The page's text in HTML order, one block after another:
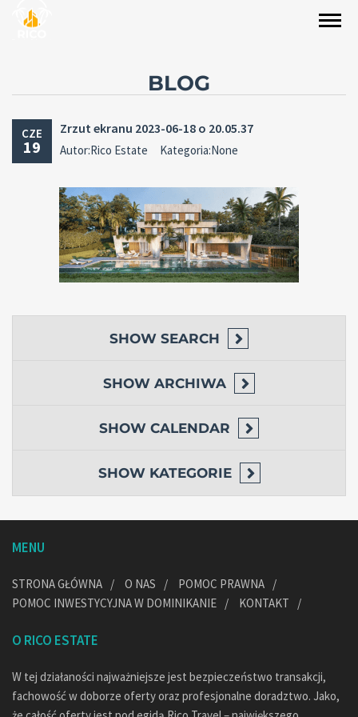
BLOG
CZE
19
Zrzut ekranu 2023-06-18 o 20.05.37
Autor:Rico Estate Kategoria:None
SHOW SEARCH
SHOW ARCHIWA
SHOW CALENDAR
SHOW KATEGORIE
MENU
STRONA GŁÓWNA O NAS
POMOC PRAWNA
POMOC INWESTYCYJNA W DOMINIKANIE
KONTAKT
O RICO ESTATE
W tej działaności najważniejsze jest bezpieczeństwo transakcji,
fachowość w doborze oferty oraz profesjonalne doradztwo. Jako,